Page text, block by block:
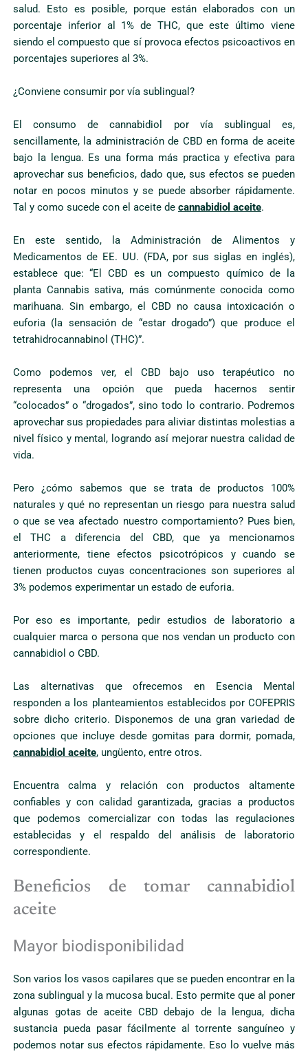
salud. Esto es posible, porque están elaborados con un
porcentaje inferior al 1% de THC, que este último viene
siendo el compuesto que sí provoca efectos psicoactivos en
porcentajes superiores al 3%.
¿Conviene consumir por vía sublingual?
El consumo de cannabidiol por vía sublingual es,
sencillamente, la administración de CBD en forma de aceite
bajo la lengua. Es una forma más practica y efectiva para
aprovechar sus beneficios, dado que, sus efectos se pueden
notar en pocos minutos y se puede absorber rápidamente.
Tal y como sucede con el aceite de cannabidiol aceite.
En este sentido, la Administración de Alimentos y
Medicamentos de EE. UU. (FDA, por sus siglas en inglés),
establece que: “El CBD es un compuesto químico de la
planta Cannabis sativa, más comúnmente conocida como
marihuana. Sin embargo, el CBD no causa intoxicación o
euforia (la sensación de “estar drogado”) que produce el
tetrahidrocannabinol (THC)”.
Como podemos ver, el CBD bajo uso terapéutico no
representa una opción que pueda hacernos sentir
“colocados” o “drogados”, sino todo lo contrario. Podremos
aprovechar sus propiedades para aliviar distintas molestias a
nivel físico y mental, logrando así mejorar nuestra calidad de
vida.
Pero ¿cómo sabemos que se trata de productos 100%
naturales y qué no representan un riesgo para nuestra salud
o que se vea afectado nuestro comportamiento? Pues bien,
el THC a diferencia del CBD, que ya mencionamos
anteriormente, tiene efectos psicotrópicos y cuando se
tienen productos cuyas concentraciones son superiores al
3% podemos experimentar un estado de euforia.
Por eso es importante, pedir estudios de laboratorio a
cualquier marca o persona que nos vendan un producto con
cannabidiol o CBD.
Las alternativas que ofrecemos en Esencia Mental
responden a los planteamientos establecidos por COFEPRIS
sobre dicho criterio. Disponemos de una gran variedad de
opciones que incluye desde gomitas para dormir, pomada,
cannabidiol aceite, ungüento, entre otros.
Encuentra calma y relación con productos altamente
confiables y con calidad garantizada, gracias a productos
que podemos comercializar con todas las regulaciones
establecidas y el respaldo del análisis de laboratorio
correspondiente.
Beneficios de tomar cannabidiol
aceite
Mayor biodisponibilidad
Son varios los vasos capilares que se pueden encontrar en la
zona sublingual y la mucosa bucal. Esto permite que al poner
algunas gotas de aceite CBD debajo de la lengua, dicha
sustancia pueda pasar fácilmente al torrente sanguíneo y
podemos notar sus efectos rápidamente. Eso lo vuelve más